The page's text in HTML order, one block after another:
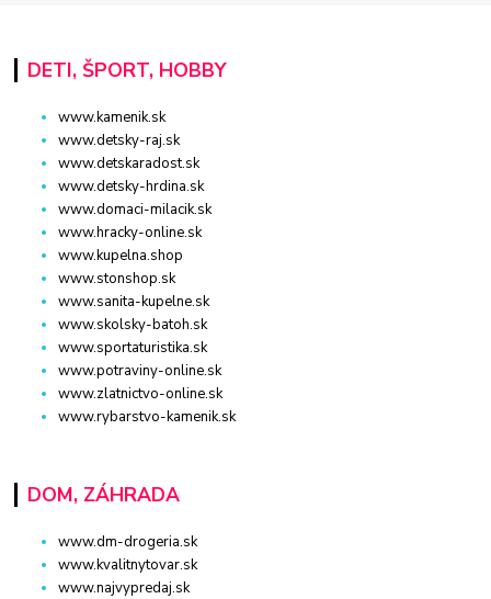
DETI, ŠPORT, HOBBY
www.kamenik.sk
www.detsky-raj.sk
www.detskaradost.sk
www.detsky-hrdina.sk
www.domaci-milacik.sk
www.hracky-online.sk
www.kupelna.shop
www.stonshop.sk
www.sanita-kupelne.sk
www.skolsky-batoh.sk
www.sportaturistika.sk
www.potraviny-online.sk
www.zlatnictvo-online.sk
www.rybarstvo-kamenik.sk
DOM, ZÁHRADA
www.dm-drogeria.sk
www.kvalitnytovar.sk
www.najvypredaj.sk